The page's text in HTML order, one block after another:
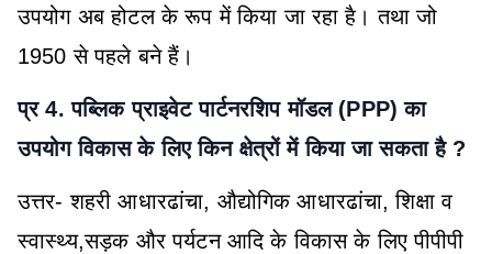
उपयोग अब होटल के रूप में किया जा रहा है। तथा जो
1950 से पहले बने हैं।
प्र 4. पब्लिक प्राइवेट पार्टनरशिप मॉडल (PPP) का
उपयोग विकास के लिए किन क्षेत्रों में किया जा सकता है ?
उत्तर- शहरी आधारढांचा, औद्योगिक आधारढांचा, शिक्षा व
स्वास्थ्य,सड़क और पर्यटन आदि के विकास के लिए पीपीपी